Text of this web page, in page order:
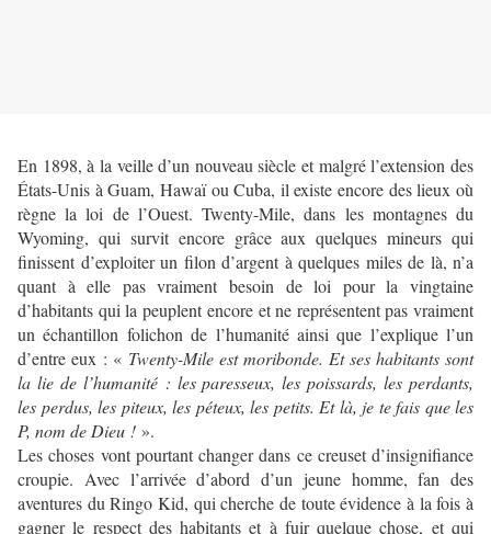
En 1898, à la veille d’un nouveau siècle et malgré l’extension des
États-Unis à Guam, Hawaï ou Cuba, il existe encore des lieux où
règne la loi de l’Ouest. Twenty-Mile, dans les montagnes du
Wyoming, qui survit encore grâce aux quelques mineurs qui
finissent d’exploiter un filon d’argent à quelques miles de là, n’a
quant à elle pas vraiment besoin de loi pour la vingtaine
d’habitants qui la peuplent encore et ne représentent pas vraiment
un échantillon folichon de l’humanité ainsi que l’explique l’un
d’entre eux : « Twenty-Mile est moribonde. Et ses habitants sont
la lie de l’humanité : les paresseux, les poissards, les perdants,
les perdus, les piteux, les péteux, les petits. Et là, je te fais que les
P, nom de Dieu ! ».
Les choses vont pourtant changer dans ce creuset d’insignifiance
croupie. Avec l’arrivée d’abord d’un jeune homme, fan des
aventures du Ringo Kid, qui cherche de toute évidence à la fois à
gagner le respect des habitants et à fuir quelque chose, et qui